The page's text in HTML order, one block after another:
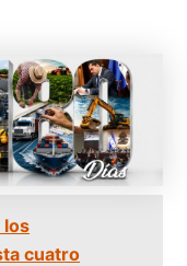
los
cuatro